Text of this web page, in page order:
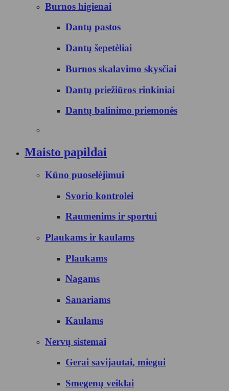
Burnos higienai
Dantų pastos
Dantų šepetėliai
Burnos skalavimo skysčiai
Dantų priežiūros rinkiniai
Dantų balinimo priemonės
Maisto papildai
Kūno puoselėjimui
Svorio kontrolei
Raumenims ir sportui
Plaukams ir kaulams
Plaukams
Nagams
Sanariams
Kaulams
Nervų sistemai
Gerai savijautai, miegui
Smegenų veiklai